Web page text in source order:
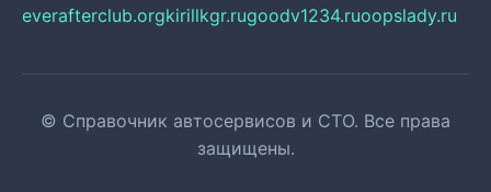
everafterclub.orgkirillkgr.rugoodv1234.ruoopslady.ru
© Справочник автосервисов и СТО. Все права
защищены.